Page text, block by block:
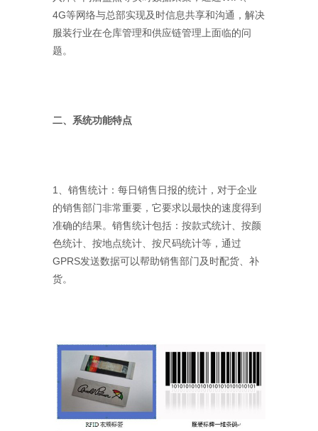
4G等网络与总部实现及时信息共享和沟通，解决
服装行业在仓库管理和供应链管理上面临的问
题。
二、系统功能特点
1、销售统计：每日销售日报的统计，对于企业
的销售部门非常重要，它要求以最快的速度得到
准确的结果。销售统计包括：按款式统计、按颜
色统计、按地点统计、按尺码统计等，通过
GPRS发送数据可以帮助销售部门及时配货、补
货。